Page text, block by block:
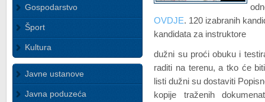
Gospodarstvo
Šport
Kultura
Javne ustanove
Javna poduzeća
OVDJE. 120 izabranih
kandidata za instruktore
dužni su proći obuku i
raditi na terenu, a tko će
listi dužni su dostaviti
kopije traženih